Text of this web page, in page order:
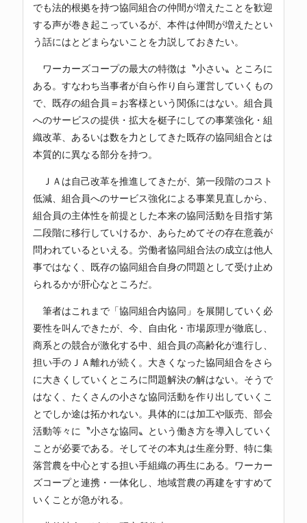
でも法的根拠を持つ協同組合の仲間が増えたことを歓迎
する声が巻き起こっているが、本件は仲間が増えたとい
う話にはとどまらないことを力説しておきたい。
ワーカーズコープの最大の特徴は〝小さい〟ところに
ある。すなわち当事者が自ら作り自ら運営していくもの
で、既存の組合員＝お客様という関係にはない。組合員
へのサービスの提供・拡大を梃子にしての事業強化・組
織改革、あるいは数を力としてきた既存の協同組合とは
本質的に異なる部分を持つ。
ＪＡは自己改革を推進してきたが、第一段階のコスト
低減、組合員へのサービス強化による事業見直しから、
組合員の主体性を前提とした本来の協同活動を目指す第
二段階に移行していけるか、あらためてその存在意義が
問われているといえる。労働者協同組合法の成立は他人
事ではなく、既存の協同組合自身の問題として受け止め
られるかが肝心なところだ。
筆者はこれまで「協同組合内協同」を展開していく必
要性を叫んできたが、今、自由化・市場原理が徹底し、
商系との競合が激化する中、組合員の高齢化が進行し、
担い手のＪＡ離れが続く。大きくなった協同組合をさら
に大きくしていくところに問題解決の解はない。そうで
はなく、たくさんの小さな協同活動を作り出していくこ
とでしか途は拓かれない。具体的には加工や販売、部会
活動等々に〝小さな協同〟という働き方を導入していく
ことが必要である。そしてその本丸は生産分野、特に集
落営農を中心とする担い手組織の再生にある。ワーカー
ズコープと連携・一体化し、地域営農の再建をすすめて
いくことが急がれる。